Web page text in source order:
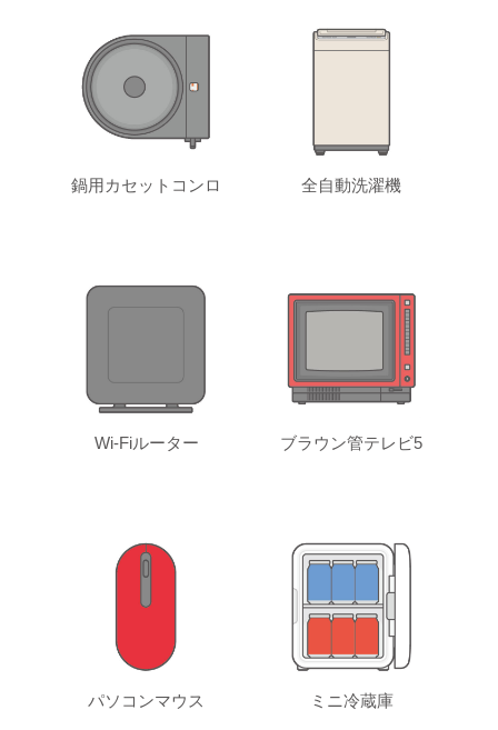
鍋用カセットコンロ 全自動洗濯機
Wi-Fiルーター ブラウン管テレビ5
パソコンマウス ミニ冷蔵庫